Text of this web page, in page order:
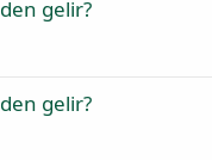
gelir?
gelir?